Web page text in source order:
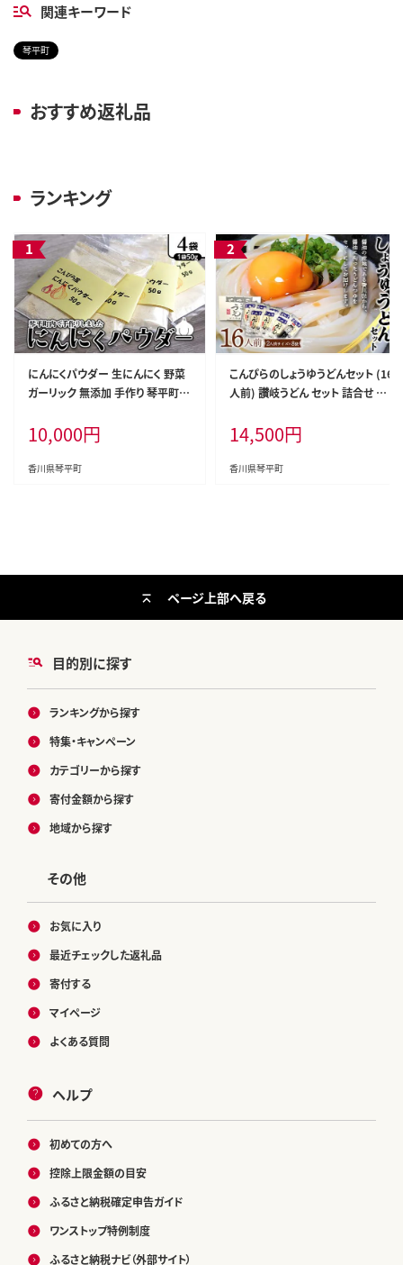
関連キーワード
琴平町
おすすめ返礼品
ランキング
にんにくパウダー 生にんにく 野菜
ガーリック 無添加 手作り 琴平町 F
10,000円
香川県琴平町
こんぴらのしょうゆうどんセット (16
人前) 讃岐うどん セット 詰合せ 半
き しょうゆ つゆ 麺 うどんつゆ 食品
名産品 グルメ 四国 F5J-348
14,500円
香川県琴平町
目的別に探す
ランキングから探す
特集・キャンペーン
カテゴリーから探す
寄付金額から探す
地域から探す
その他
お気に入り
最近チェックした返礼品
寄付する
マイページ
よくある質問
ヘルプ
初めての方へ
控除上限金額の目安
ふるさと納税確定申告ガイド
ワンストップ特例制度
ふるさと納税ナビ（外部サイト）
ページ上部へ戻る